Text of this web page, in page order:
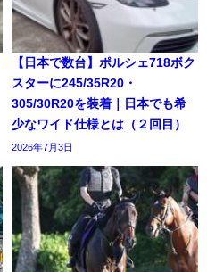
【日本で数台】ポルシェ718ボク
スターに245/35R20・
305/30R20を装着｜日本でも希
少なワイド仕様とは（２回目）
2026年7月3日